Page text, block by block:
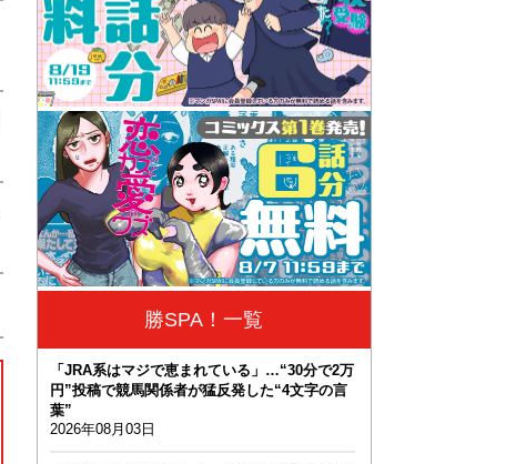
勝SPA！一覧
「JRA系はマジで恵まれている」…“30分で2万
円”投稿で競馬関係者が猛反発した“4文字の言
葉”
2026年08月03日